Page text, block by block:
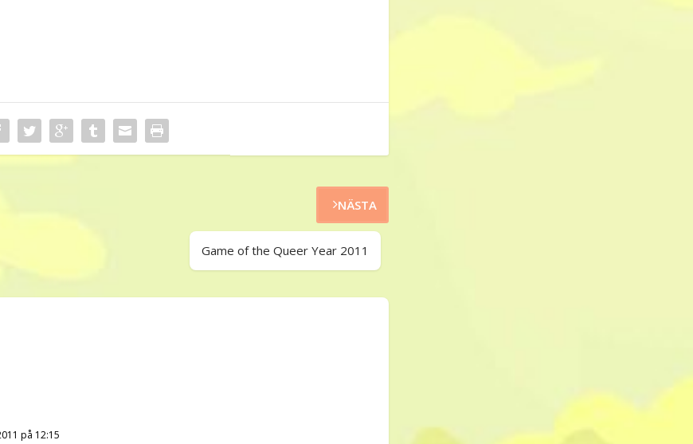
NÄSTA
Game of the Queer Year 2011
på 12:15